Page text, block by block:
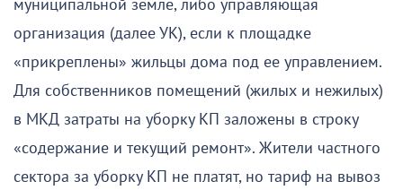
муниципальной земле, либо управляющая
организация (далее УК), если к площадке
«прикреплены» жильцы дома под ее управлением.
Для собственников помещений (жилых и нежилых)
в МКД затраты на уборку КП заложены в строку
«содержание и текущий ремонт». Жители частного
сектора за уборку КП не платят, но тариф на вывоз